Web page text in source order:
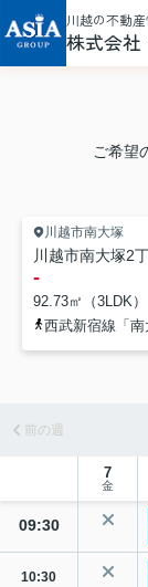
川越の不動
株式会社
ご希望
川越市南大塚
-
92.73㎡（3LDK）
西武新宿線「南
前の週
7
金
09:30
10:30